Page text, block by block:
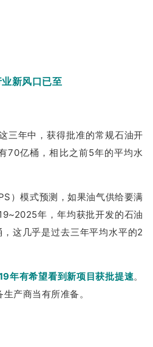
新风口已至
三年中，获得批准的常规石油开
70亿桶，相比之前5年的平均水
）模式预测，如果油气供给要满
年，年均获批开发的石油
这几乎是过去三年平均水平的2
年有希望看到新项目获批提速。
产商当有所准备。